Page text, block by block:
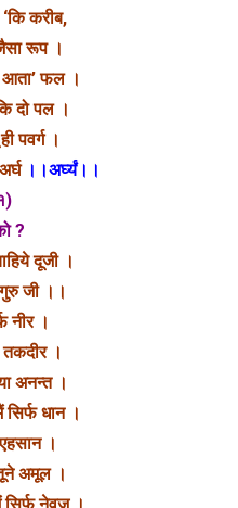
करीब,
रूप ।
आता’ फल ।
दो पल ।
पवर्ग ।
।।अर्घ्यं।।
?
दूजी ।
गुरु जी ।।
नीर ।
।
अनन्त ।
धान ।
।
अमूल ।